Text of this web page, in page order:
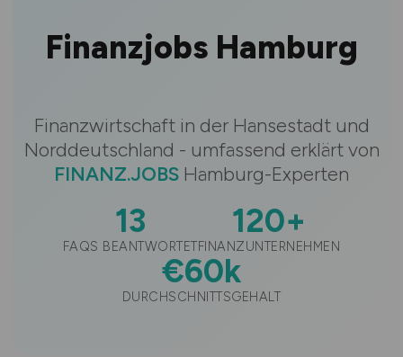
Finanzjobs Hamburg
Finanzwirtschaft in der Hansestadt und
Norddeutschland - umfassend erklärt von
FINANZ.JOBS Hamburg-Experten
13
FAQS BEANTWORTET
120+
FINANZUNTERNEHMEN
€60k
DURCHSCHNITTSGEHALT